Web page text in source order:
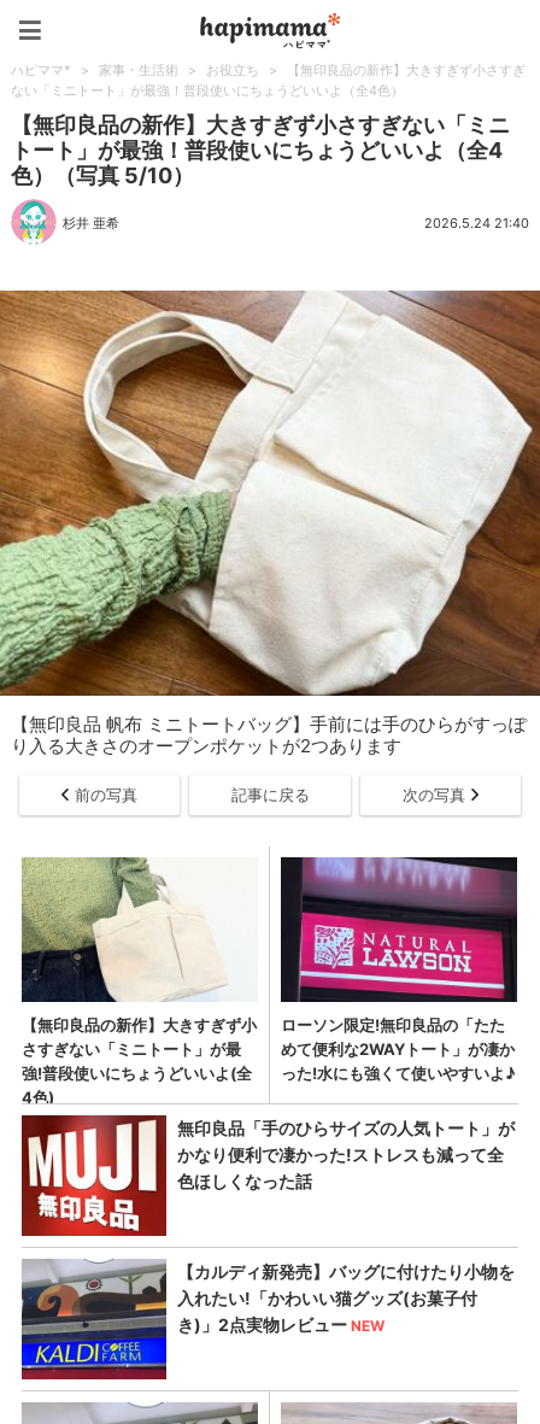
ハピママ* > 家事・生活術 > お役立ち >
【無印良品の新作】大きすぎず小さすぎ
ない「ミニトート」が最強！普段使いにちょうどいいよ（全4色）
【無印良品の新作】大きすぎず小さすぎない「ミニ
トート」が最強！普段使いにちょうどいいよ（全4
色）（写真 5/10）
杉井 亜希 2026.5.24 21:40
【無印良品 帆布 ミニトートバッグ】手前には手のひらがすっぽ
り入る大きさのオープンポケットが2つあります
前の写真 記事に戻る 次の写真